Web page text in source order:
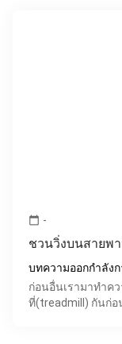
calendar_today -
ชวนวิ่งบนสายพ
บทความออกกำลังก
ก่อนอื่นเรามาทำค
ที่(treadmill) กันก่